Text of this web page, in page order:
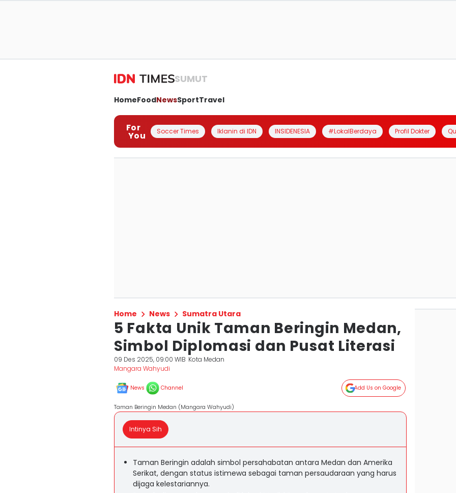
SUMUT
HomeFoodNewsSportTravel
For
You Soccer Times Iklanin di IDN INSIDENESIA #LokalBerdaya Profil Dokter
Home News Sumatra Utara
5 Fakta Unik Taman Beringin Medan,
Simbol Diplomasi dan Pusat Literasi
09 Des 2025, 09:00 WIB Kota Medan
Mangara Wahyudi
News Channel Add Us on Google
Taman Beringin Medan (Mangara Wahyudi)
Intinya Sih
Taman Beringin adalah simbol persahabatan antara Medan dan Amerika
Serikat, dengan status istimewa sebagai taman persaudaraan yang harus
dijaga kelestariannya.